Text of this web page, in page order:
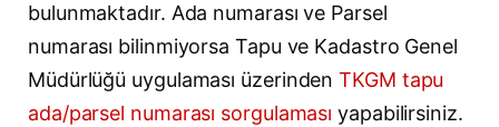
bulunmaktadır. Ada numarası ve Parsel
numarası bilinmiyorsa Tapu ve Kadastro Genel
Müdürlüğü uygulaması üzerindenTKGM tapu
ada/parsel numarası sorgulaması yapabilirsiniz.